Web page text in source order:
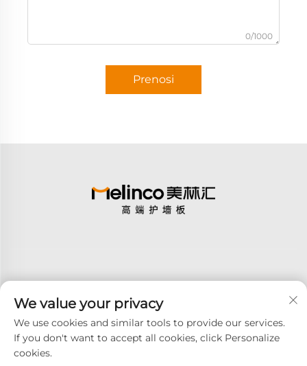
0/1000
Prenosi
Pretplati se
We value your privacy
We use cookies and similar tools to provide our services.
If you don't want to accept all cookies, click Personalize
cookies.